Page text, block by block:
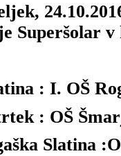
Superšolar
: I. OŠ
: OŠ
Slatina